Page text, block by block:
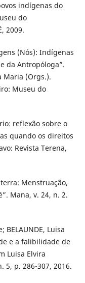
indígenas do
do
2009.
(Nós): Indígenas
da Antropóloga”.
Maria (Orgs.).
Museu do
reflexão sobre o
quando os direitos
Revista Terena,
Menstruação,
Mana, v. 24, n. 2.
BELAUNDE, Luisa
e a falibilidade de
Luisa Elvira
5, p. 286-307, 2016.